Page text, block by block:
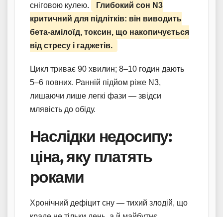
сніговою кулею.
Глибокий сон N3
критичний для підлітків: він виводить
бета-амілоїд, токсин, що накопичується
від стресу і гаджетів.
Цикл триває 90 хвилин; 8–10 годин дають
5–6 повних. Ранній підйом ріже N3,
лишаючи лише легкі фази — звідси
млявість до обіду.
Наслідки недосипу:
ціна, яку платять
роками
Хронічний дефіцит сну — тихий злодій, що